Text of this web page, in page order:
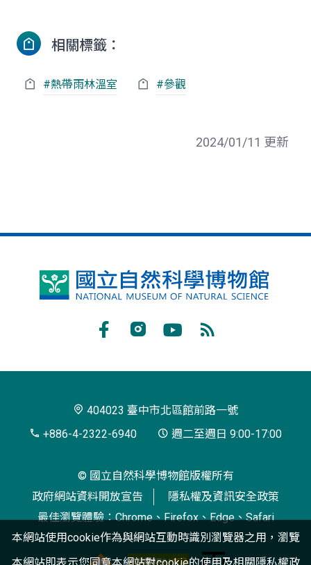
相關標籤：
#熱帶雨林溫室 #參觀
2024/01/11 更新
國
博
閱
404023 臺中市北區館前路一號
+886-4-2322-6940
週二至週日 9:00-17:00
© 國立自然科學博物館版權所有
政府網站資料開放宣告
隱私權及資訊安全政策
最佳瀏覽體驗：Chrome、Firefox、Edge、Safari
本網站使用cookie作為與網站互動時識別瀏覽器之用，瀏覽